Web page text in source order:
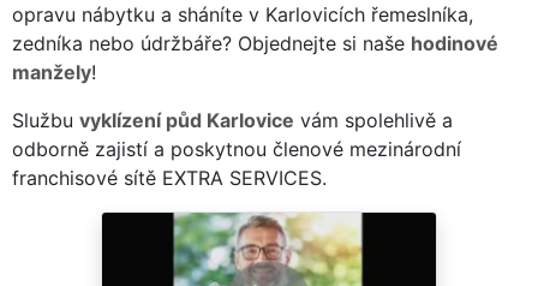
opravu nábytku a sháníte v Karlovicích řemeslníka,
zedníka nebo údržbáře? Objednejte si naše hodinové
manžely!
Službu vyklízení půd Karlovice vám spolehlivě a
odborně zajistí a poskytnou členové mezinárodní
franchisové sítě EXTRA SERVICES.